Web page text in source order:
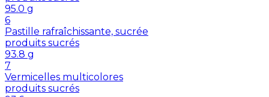
95.0 g
6
Pastille rafraîchissante, sucrée
produits sucrés
93.8 g
7
Vermicelles multicolores
produits sucrés